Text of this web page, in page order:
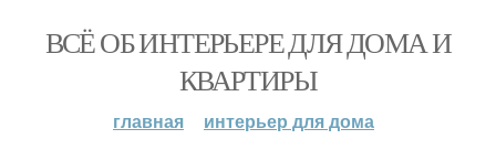
ВСЁ ОБ ИНТЕРЬЕРЕ ДЛЯ ДОМА И
КВАРТИРЫ
главная
интерьер для дома